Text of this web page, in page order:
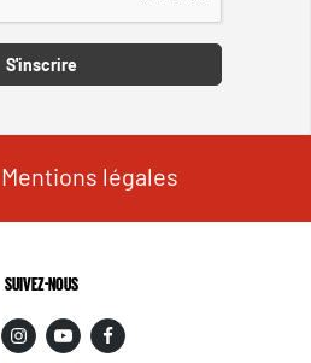
S'inscrire
Mentions légales
SUIVEZ-NOUS